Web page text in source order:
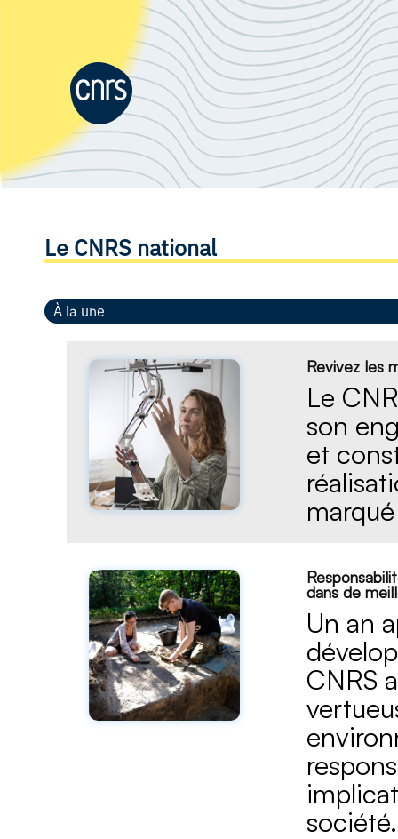
Le CNRS national
À la une
Revivez les
Le
son
et
dans de
Un an
CNRS
société.